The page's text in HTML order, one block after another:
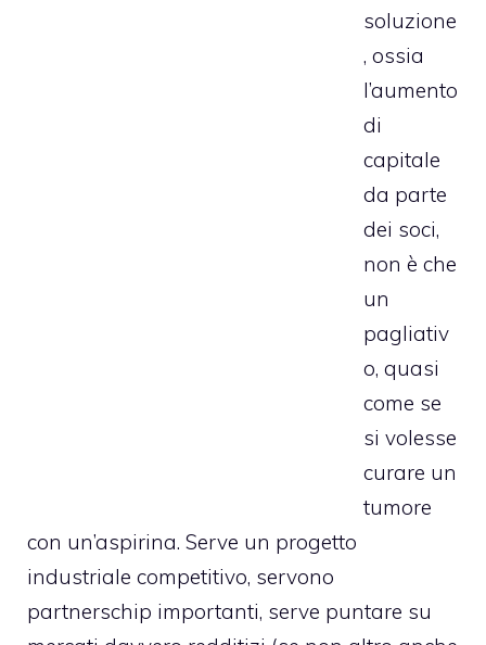
soluzione
, ossia
l’aumento
di
capitale
da parte
dei soci,
non è che
un
pagliativ
o, quasi
come se
si volesse
curare un
tumore
con un’aspirina. Serve un progetto
industriale competitivo, servono
partnerschip importanti, serve puntare su